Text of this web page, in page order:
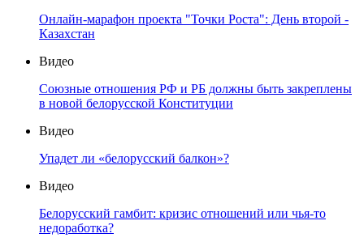
Онлайн-марафон проекта "Точки Роста": День второй -
Казахстан
Видео
Союзные отношения РФ и РБ должны быть закреплены
в новой белорусской Конституции
Видео
Упадет ли «белорусский балкон»?
Видео
Белорусский гамбит: кризис отношений или чья-то
недоработка?